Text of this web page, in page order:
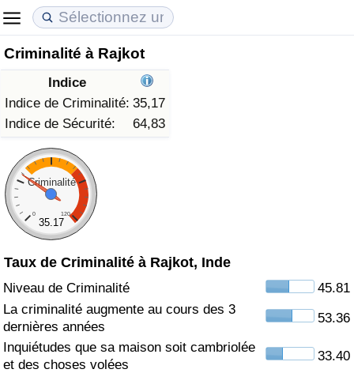
Criminalité à Rajkot
Indice
Indice de Criminalité: 35,17
Indice de Sécurité:
64,83
Criminalité
0 120
35.17
Taux de Criminalité à Rajkot, Inde
Niveau de Criminalité
45.81
La criminalité augmente au cours des 3
dernières années
53.36
Inquiétudes que sa maison soit cambriolée
et des choses volées
33.40
Coût de la vie
Indice du Coût de la Vie (Actuel)
Indice du Coût de la Vie
Indice du coût de la vie par pays
à Akaba
Prix de l'immobilier
Indice des Prix de l'immobilier (Actuel)
Indice des Prix de l'immobilier
Indice des Prix de l'immobilier par Pays
Qualité de Vie
Indice de Qualité de Vie
Indice de Qualité de Vie (Actuel)
Indice de qualité de vie par pays
Criminalité
Indice de Criminalité (Actuel)
Indice de Criminalité
Indice de criminalité par pays